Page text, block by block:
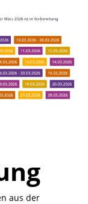
aus der